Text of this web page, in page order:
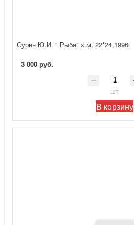
Сурин Ю.И. " Рыба" х.м, 22*24,1996г
3 000 руб.
шт
В корзину